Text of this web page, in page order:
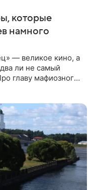
которые
намного
— великое кино, а
ли не самый
главу мафиозного